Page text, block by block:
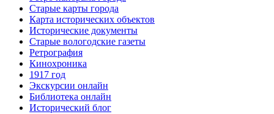
Старые карты города
Карта исторических объектов
Исторические документы
Старые вологодские газеты
Ретрография
Кинохроника
1917 год
Экскурсии онлайн
Библиотека онлайн
Исторический блог